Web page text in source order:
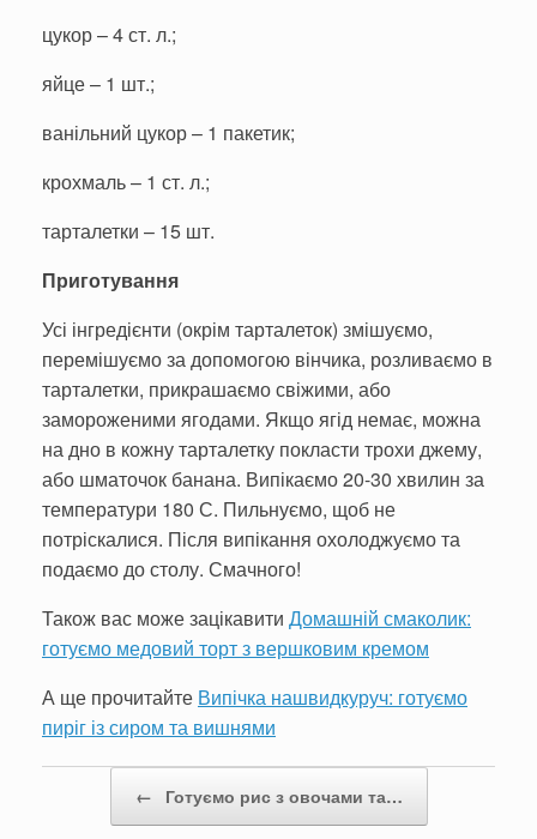
цукор – 4 ст. л.;
яйце – 1 шт.;
ванільний цукор – 1 пакетик;
крохмаль – 1 ст. л.;
тарталетки – 15 шт.
Приготування
Усі інгредієнти (окрім тарталеток) змішуємо,
перемішуємо за допомогою вінчика, розливаємо в
тарталетки, прикрашаємо свіжими, або
замороженими ягодами. Якщо ягід немає, можна
на дно в кожну тарталетку покласти трохи джему,
або шматочок банана. Випікаємо 20-30 хвилин за
температури 180 С. Пильнуємо, щоб не
потріскалися. Після випікання охолоджуємо та
подаємо до столу. Смачного!
Також вас може зацікавити Домашній смаколик:
готуємо медовий торт з вершковим кремом
А ще прочитайте Випічка нашвидкуруч: готуємо
пиріг із сиром та вишнями
← Готуємо рис з овочами та…